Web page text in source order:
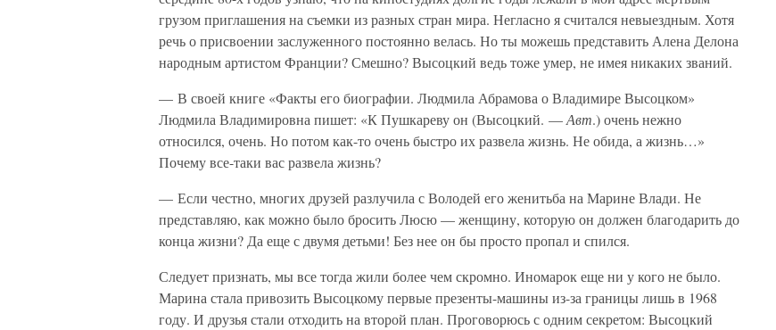
грузом приглашения на съемки из разных стран мира. Негласно я считался невыездным. Хотя
речь о присвоении заслуженного постоянно велась. Но ты можешь представить Алена Делона
народным артистом Франции? Смешно? Высоцкий ведь тоже умер, не имея никаких званий.
— В своей книге «Факты его биографии. Людмила Абрамова о Владимире Высоцком»
Людмила Владимировна пишет: «К Пушкареву он (Высоцкий. —Авт.) очень нежно
относился, очень. Но потом как-то очень быстро их развела жизнь. Не обида, а жизнь…»
Почему все-таки вас развела жизнь?
— Если честно, многих друзей разлучила с Володей его женитьба на Марине Влади. Не
представляю, как можно было бросить Люсю — женщину, которую он должен благодарить до
конца жизни? Да еще с двумя детьми! Без нее он бы просто пропал и спился.
Следует признать, мы все тогда жили более чем скромно. Иномарок еще ни у кого не было.
Марина стала привозить Высоцкому первые презенты-машины из-за границы лишь в 1968
году. И друзья стали отходить на второй план. Проговорюсь с одним секретом: Высоцкий